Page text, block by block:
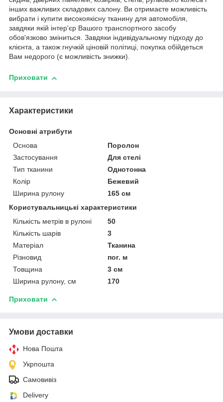
інших важливих складових салону. Ви отримаєте можливість
вибрати і купити високоякісну тканину для автомобіля,
завдяки якій інтер'єр Вашого транспортного засобу
обов'язково зміниться. Завдяки індивідуальному підходу до
клієнта, а також гнучкій ціновій політиці, покупка обійдеться
Вам недорого (є можливість знижки).
Приховати
Характеристики
Основні атрибути
Основа
Поролон
Застосування
Для стелі
Тип тканини
Однотонна
Колір
Бежевий
Ширина рулону
165 см
Користувальницькі характеристики
Кількість метрів в рулоні
50
Кількість шарів
3
Матеріал
Тканина
Різновид
пог. м
Товщина
3 см
Ширина рулону, см
170
Приховати
Умови доставки
Нова Пошта
Укрпошта
Самовивіз
Delivery